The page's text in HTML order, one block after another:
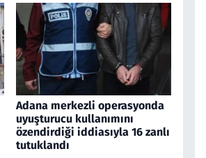
Adana merkezli operasyonda
uyuşturucu kullanımını
özendirdiği iddiasıyla 16 zanlı
tutuklandı